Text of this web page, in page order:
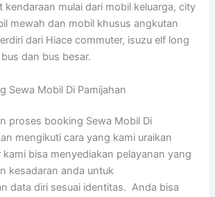
kendaraan mulai dari mobil keluarga, city
mewah dan mobil khusus angkutan
dari Hiace commuter, isuzu elf long
dan bus besar.
Sewa Mobil Di Pamijahan
proses booking Sewa Mobil Di
mengikuti cara yang kami uraikan
bisa menyediakan pelayanan yang
kesadaran anda untuk
data diri sesuai identitas. Anda bisa